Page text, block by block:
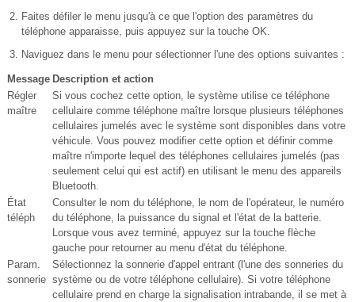
Faites défiler le menu jusqu'à ce que l'option des paramètres du
téléphone apparaisse, puis appuyez sur la touche OK.
Naviguez dans le menu pour sélectionner l'une des options suivantes :
Message Description et action
Régler
maître
Si vous cochez cette option, le système utilise ce téléphone
cellulaire comme téléphone maître lorsque plusieurs téléphones
cellulaires jumelés avec le système sont disponibles dans votre
véhicule. Vous pouvez modifier cette option et définir comme
maître n'importe lequel des téléphones cellulaires jumelés (pas
seulement celui qui est actif) en utilisant le menu des appareils
Bluetooth.
État
téléph
Consulter le nom du téléphone, le nom de l'opérateur, le numéro
du téléphone, la puissance du signal et l'état de la batterie.
Lorsque vous avez terminé, appuyez sur la touche flèche
gauche pour retourner au menu d'état du téléphone.
Param.
sonnerie
Sélectionnez la sonnerie d'appel entrant (l'une des sonneries du
système ou de votre téléphone cellulaire). Si votre téléphone
cellulaire prend en charge la signalisation intrabande, il se met à